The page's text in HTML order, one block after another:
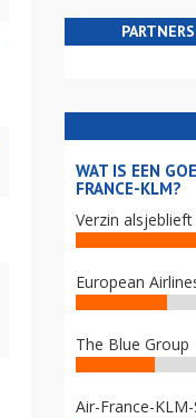
WAT IS EEN
FRANCE-KLM?
Verzin
European
The Blue Group
Air-France-KLM-